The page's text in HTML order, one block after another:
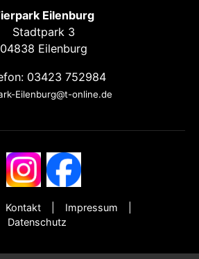
Eilenburg
Stadtpark 3
04838 Eilenburg
03423 752984
Eilenburg@t-online.de
Kontakt
Impressum
Datenschutz